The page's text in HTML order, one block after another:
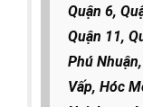
Quận 6,
Quận 11,
Phú
Vấp, Hóc